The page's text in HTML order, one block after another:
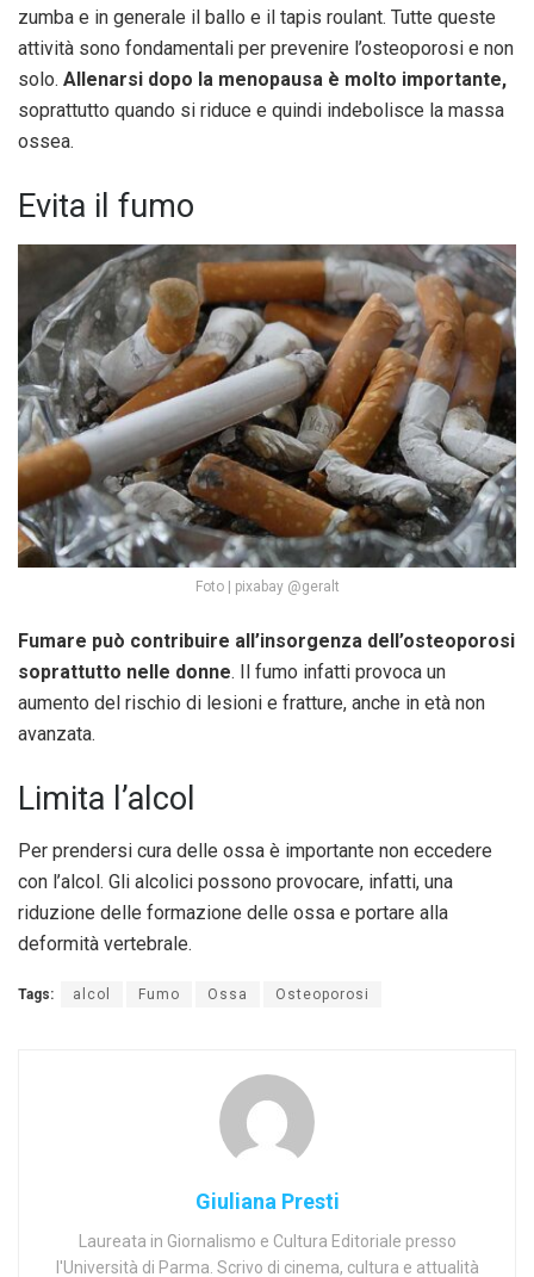
zumba e in generale il ballo e il tapis roulant. Tutte queste
attività sono fondamentali per prevenire l’osteoporosi e non
solo. Allenarsi dopo la menopausa è molto importante,
soprattutto quando si riduce e quindi indebolisce la massa
ossea.
Evita il fumo
Foto | pixabay @geralt
Fumare può contribuire all’insorgenza dell’osteoporosi
soprattutto nelle donne. Il fumo infatti provoca un
aumento del rischio di lesioni e fratture, anche in età non
avanzata.
Limita l’alcol
Per prendersi cura delle ossa è importante non eccedere
con l’alcol. Gli alcolici possono provocare, infatti, una
riduzione delle formazione delle ossa e portare alla
deformità vertebrale.
Tags: alcol Fumo Ossa Osteoporosi
Giuliana Presti
Laureata in Giornalismo e Cultura Editoriale presso
l'Università di Parma. Scrivo di cinema, cultura e attualità